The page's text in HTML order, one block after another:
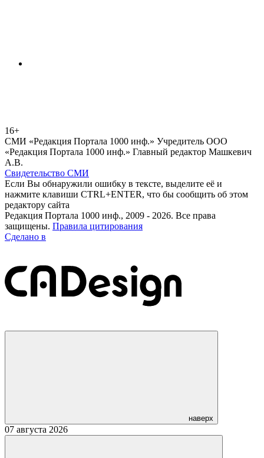
16+
СМИ «Редакция Портала 1000 инф.» Учредитель ООО
«Редакция Портала 1000 инф.» Главный редактор Машкевич
А.В.
Свидетельство СМИ
Если Вы обнаружили ошибку в тексте, выделите её и
нажмите клавиши CTRL+ENTER, что бы сообщить об этом
редактору сайта
Редакция Портала 1000 инф., 2009 - 2026. Все права
защищены. Правила цитирования
Сделано в
наверх
07 августа 2026